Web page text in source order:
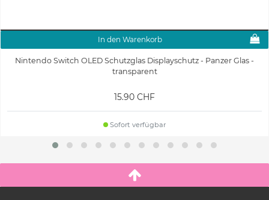
In den Warenkorb
Nintendo Switch OLED Schutzglas Displayschutz - Panzer Glas -
transparent
15.90 CHF
Sofort verfügbar